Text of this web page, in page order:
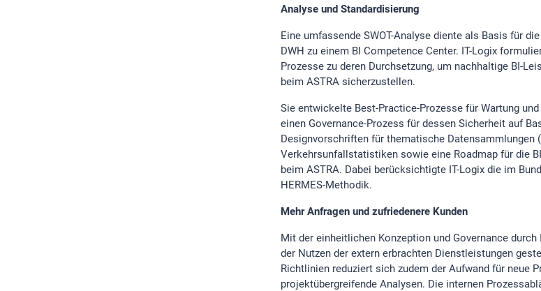
Analyse und Standardisierung
Eine umfassende SWOT-Analyse diente als Basis für
DWH zu einem BI Competence Center. IT-Logix
Prozesse zu deren Durchsetzung, um nachhaltige BI-
beim ASTRA sicherzustellen.
Sie entwickelte Best-Practice-Prozesse für Wartung
einen Governance-Prozess für dessen Sicherheit auf
Designvorschriften für thematische Datensammlungen
Verkehrsunfallstatistiken sowie eine Roadmap für die
beim ASTRA. Dabei berücksichtigte IT-Logix die im
HERMES-Methodik.
Mehr Anfragen und zufriedenere Kunden
Mit der einheitlichen Konzeption und Governance
der Nutzen der extern erbrachten Dienstleistungen
Richtlinien reduziert sich zudem der Aufwand für neue
projektübergreifende Analysen. Die internen